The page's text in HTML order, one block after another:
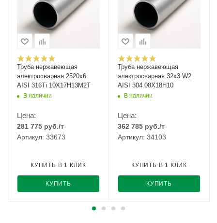
Труба нержавеющая
электросварная 2520х6
AISI 316Ti 10Х17Н13М2Т
В наличии
Цена:
281 775 руб./т
Артикул: 33673
КУПИТЬ
КУПИТЬ В 1 КЛИК
Труба нержавеющая
электросварная 32х3 W2
AISI 304 08Х18Н10
В наличии
Цена:
362 785 руб./т
Артикул: 34103
КУПИТЬ
КУПИТЬ В 1 КЛИК